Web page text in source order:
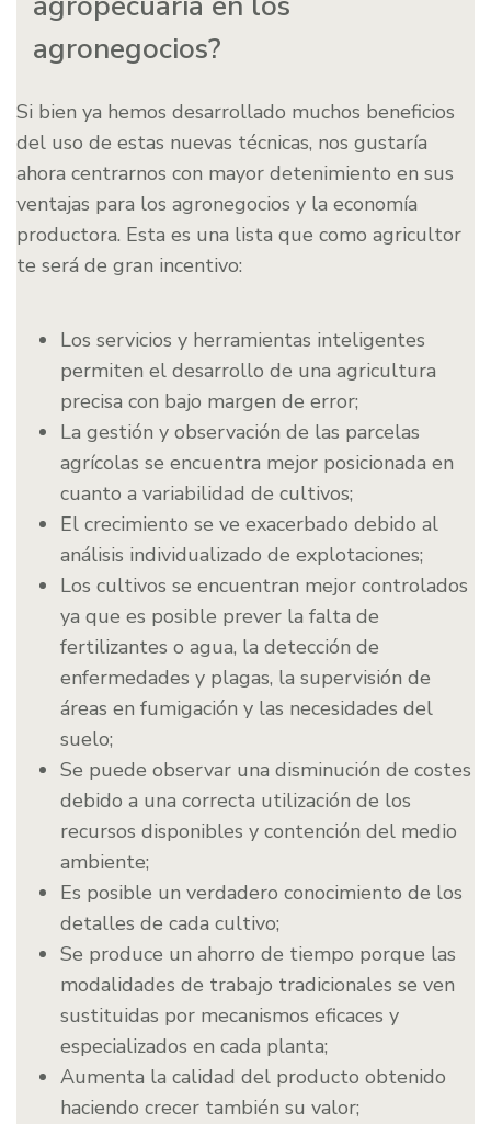
agronegocios?
Si bien ya hemos desarrollado muchos beneficios
del uso de estas nuevas técnicas, nos gustaría
ahora centrarnos con mayor detenimiento en sus
ventajas para los agronegocios y la economía
productora. Esta es una lista que como agricultor
te será de gran incentivo:
Los servicios y herramientas inteligentes
permiten el desarrollo de una agricultura
precisa con bajo margen de error;
La gestión y observación de las parcelas
agrícolas se encuentra mejor posicionada en
cuanto a variabilidad de cultivos;
El crecimiento se ve exacerbado debido al
análisis individualizado de explotaciones;
Los cultivos se encuentran mejor controlados
ya que es posible prever la falta de
fertilizantes o agua, la detección de
enfermedades y plagas, la supervisión de
áreas en fumigación y las necesidades del
suelo;
Se puede observar una disminución de costes
debido a una correcta utilización de los
recursos disponibles y contención del medio
ambiente;
Es posible un verdadero conocimiento de los
detalles de cada cultivo;
Se produce un ahorro de tiempo porque las
modalidades de trabajo tradicionales se ven
sustituidas por mecanismos eficaces y
especializados en cada planta;
Aumenta la calidad del producto obtenido
haciendo crecer también su valor;